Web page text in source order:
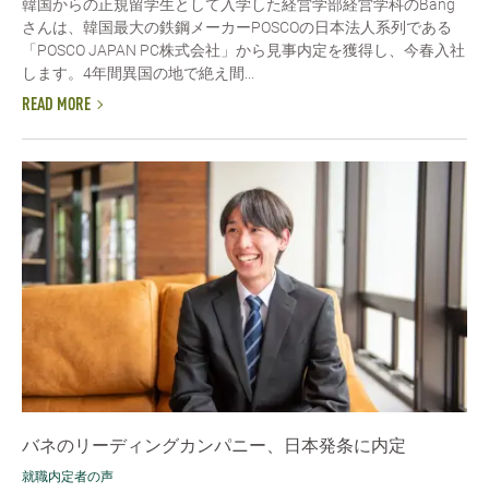
韓国からの正規留学生として入学した経営学部経営学科のBang
さんは、韓国最大の鉄鋼メーカーPOSCOの日本法人系列である
「POSCO JAPAN PC株式会社」から見事内定を獲得し、今春入社
します。4年間異国の地で絶え間...
READ MORE
バネのリーディングカンパニー、日本発条に内定
就職内定者の声